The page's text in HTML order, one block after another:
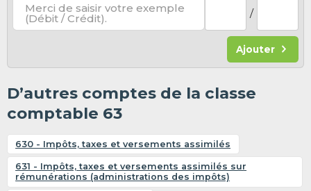
Merci de saisir votre exemple
(Débit / Crédit). /
Ajouter
D’autres comptes de la classe
comptable 63
630 - Impôts, taxes et versements assimilés
631 - Impôts, taxes et versements assimilés sur
rémunérations (administrations des impôts)